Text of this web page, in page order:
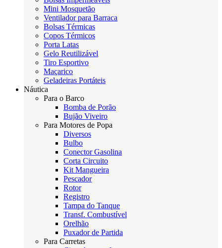
Mini Mosquetão
Ventilador para Barraca
Bolsas Térmicas
Copos Térmicos
Porta Latas
Gelo Reutilizável
Tiro Esportivo
Maçarico
Geladeiras Portáteis
Náutica
Para o Barco
Bomba de Porão
Bujão Viveiro
Para Motores de Popa
Diversos
Bulbo
Conector Gasolina
Corta Circuito
Kit Mangueira
Pescador
Rotor
Registro
Tampa do Tanque
Transf. Combustível
Orelhão
Puxador de Partida
Para Carretas